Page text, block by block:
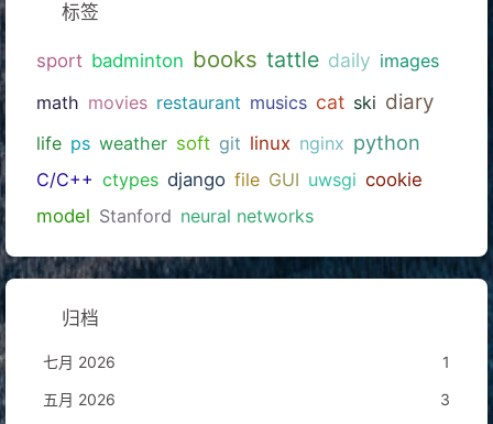
标签
sport badminton books tattle daily images
math movies restaurant musics cat ski diary
life ps weather soft git linux nginx python
C/C++ ctypes django file GUI uwsgi cookie
model Stanford neural networks
归档
七月 2026
1
五月 2026
3